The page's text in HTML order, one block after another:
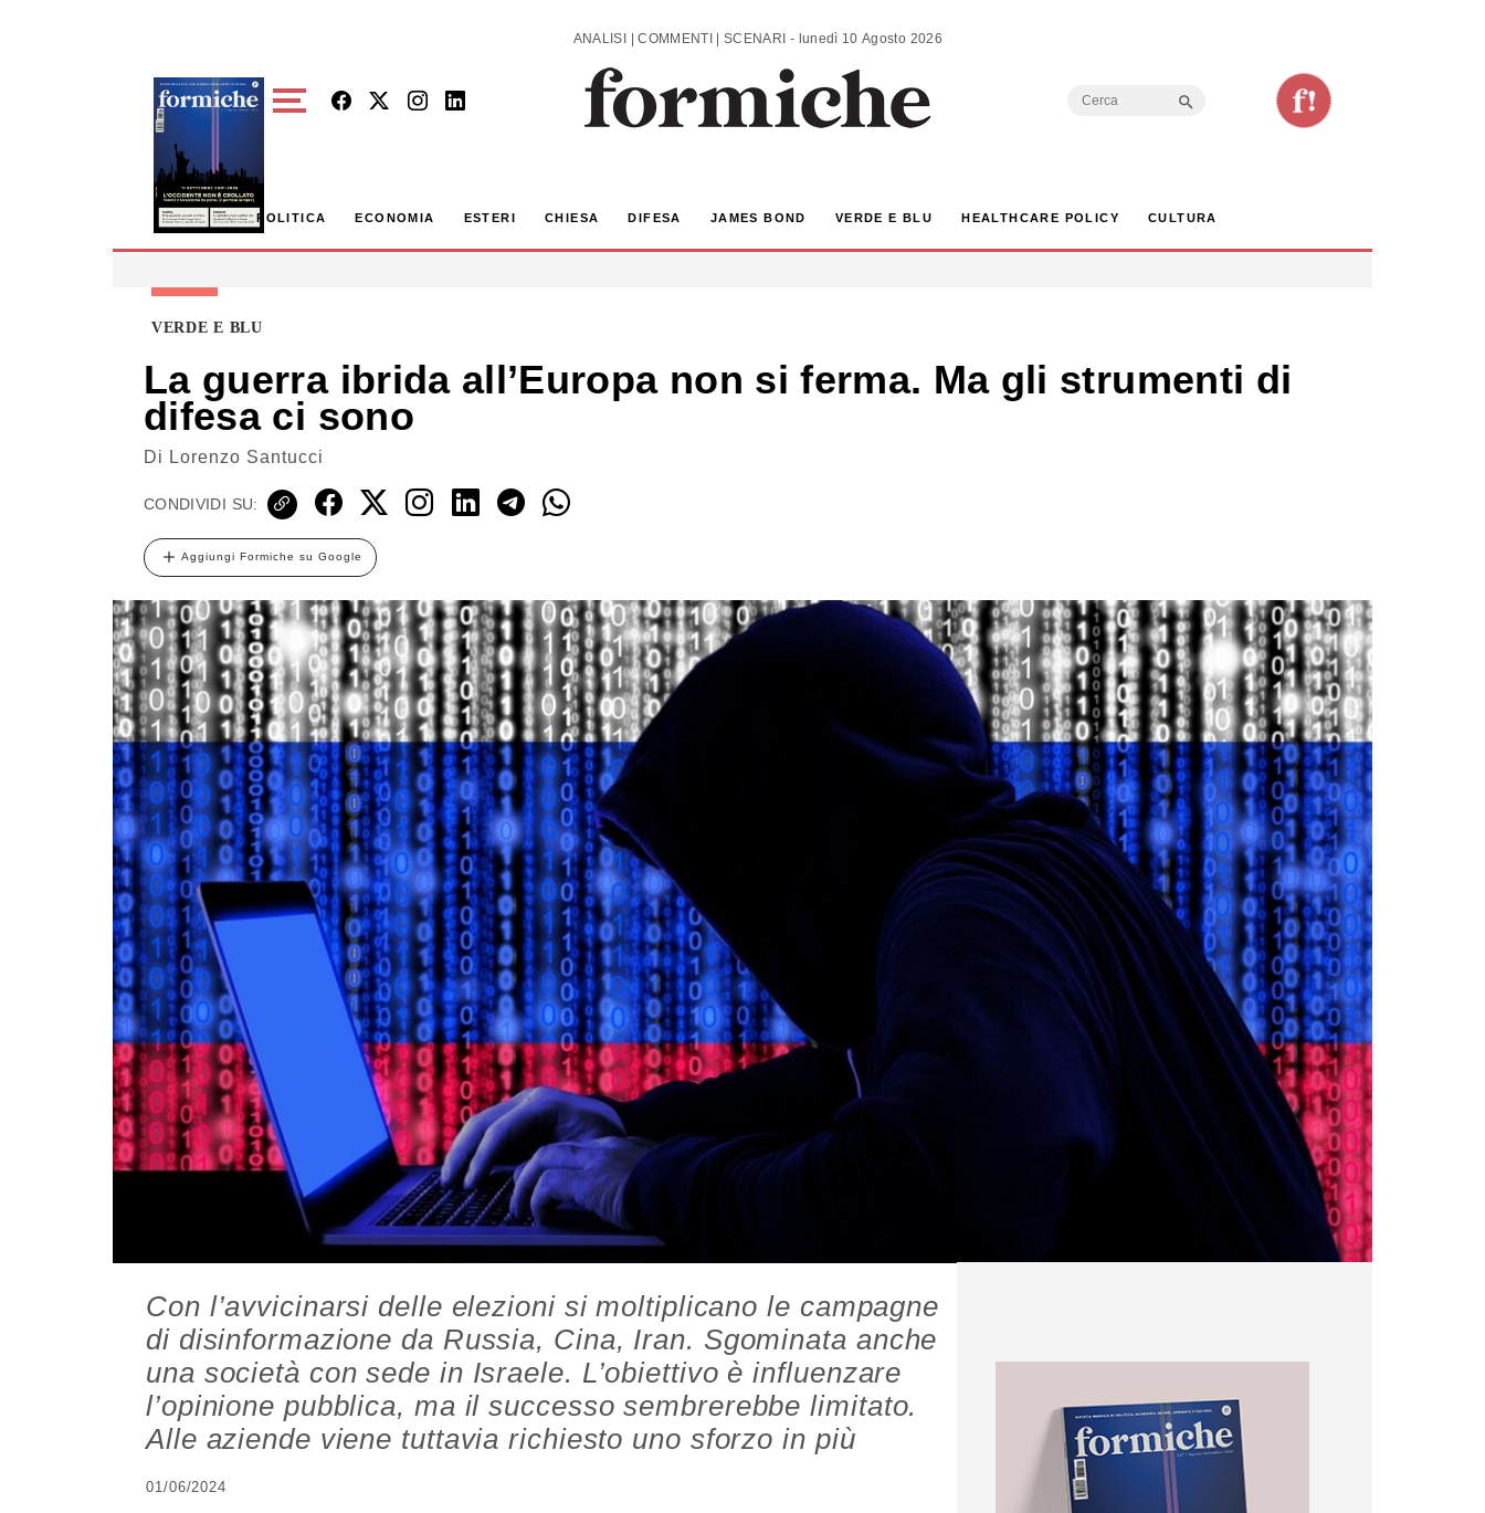
ANALISI | COMMENTI | SCENARI - lunedì 10 Agosto 2026
Search
POLITICA ECONOMIA ESTERI CHIESA DIFESA JAMES BOND VERDE E BLU HEALTHCARE POLICY CULTURA
VERDE E BLU
La guerra ibrida all’Europa non si ferma. Ma gli strumenti di
difesa ci sono
Di Lorenzo Santucci
CONDIVIDI SU:
Aggiungi Formiche su Google
Con l’avvicinarsi delle elezioni si moltiplicano le campagne
di disinformazione da Russia, Cina, Iran. Sgominata anche
una società con sede in Israele. L’obiettivo è influenzare
l’opinione pubblica, ma il successo sembrerebbe limitato.
Alle aziende viene tuttavia richiesto uno sforzo in più
01/06/2024